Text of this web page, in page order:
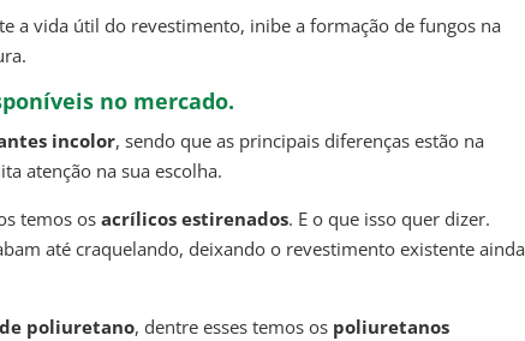
a vida útil do revestimento, inibe a formação de fungos na
no mercado.
incolor, sendo que as principais diferenças estão na
atenção na sua escolha.
temos osacrílicos estirenados. E o que isso quer dizer.
até craquelando, deixando o revestimento existente ainda
poliuretano, dentre esses temos os poliuretanos